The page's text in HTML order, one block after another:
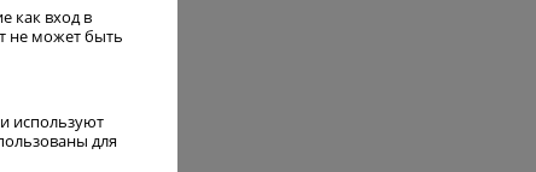
как вход в
не может быть
используют
для